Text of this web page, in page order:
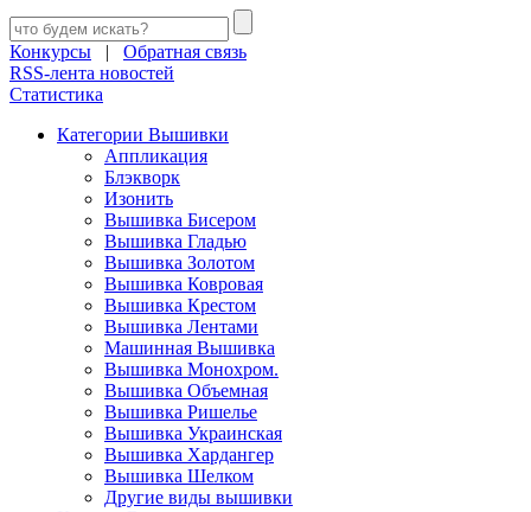
Конкурсы | Обратная связь
RSS-лента новостей
Статистика
Категории Вышивки
Аппликация
Блэкворк
Изонить
Вышивка Бисером
Вышивка Гладью
Вышивка Золотом
Вышивка Ковровая
Вышивка Крестом
Вышивка Лентами
Машинная Вышивка
Вышивка Монохром.
Вышивка Объемная
Вышивка Ришелье
Вышивка Украинская
Вышивка Хардангер
Вышивка Шелком
Другие виды вышивки